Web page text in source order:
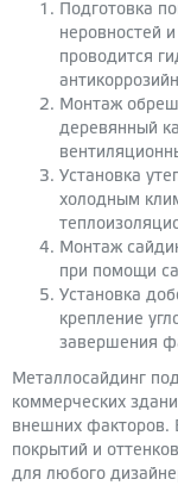
Подготовка
неровностей
проводится
Монтаж
деревянный
Установка
холодным
Монтаж
при помощи
Установка
крепление
завершения
Металлосайдинг
коммерческих
внешних факторов.
покрытий и
для любого